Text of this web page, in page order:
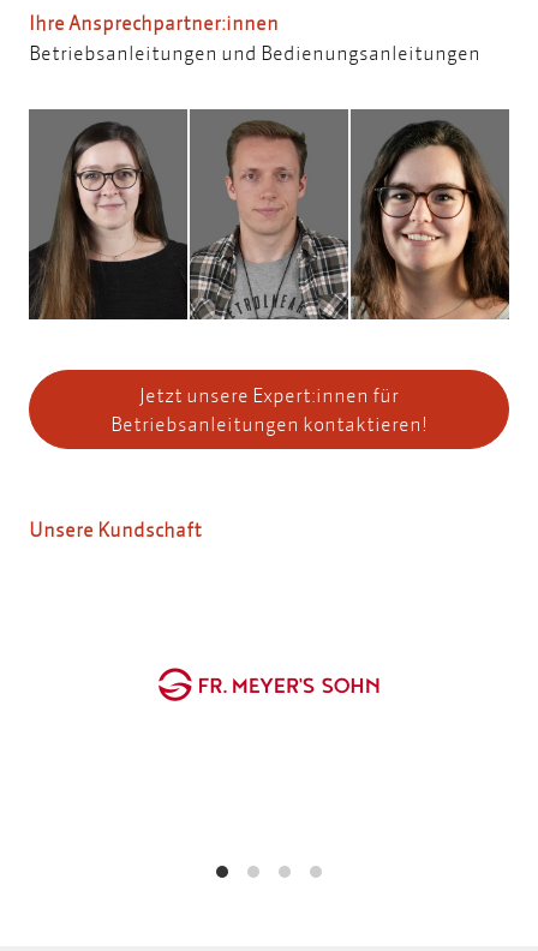
Ihre Ansprechpartner:innen
Betriebsanleitungen und Bedienungsanleitungen
Jetzt unsere Expert:innen für
Betriebsanleitungen kontaktieren!
Unsere Kundschaft